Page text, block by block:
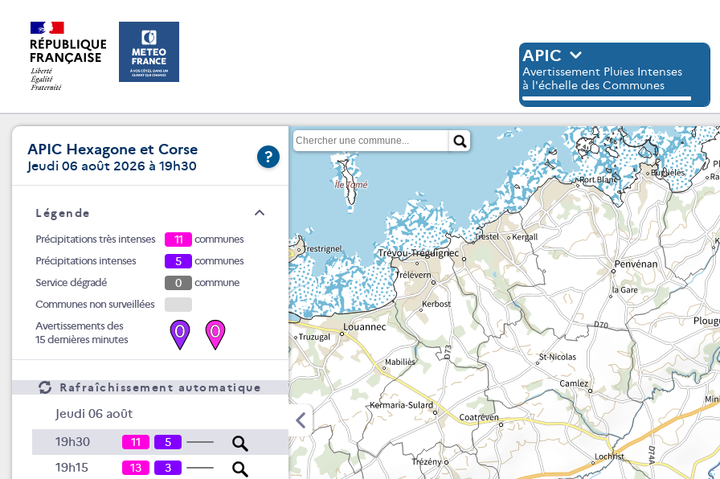
APIC
Avertissement Pluies Intenses
à l'échelle des Communes
APIC Hexagone et Corse
Jeudi 06 août 2026 à 19h30 ?
Légende
Précipitations très intenses 11
communes
Précipitations intenses
5
communes
Service dégradé
0
commune
Communes non surveillées
Avertissements des
15 dernières minutes
0 0
Rafraîchissement automatique
Jeudi 06 août
19h30
11
5
19h15
13
3